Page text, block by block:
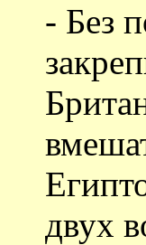
- Без
двух